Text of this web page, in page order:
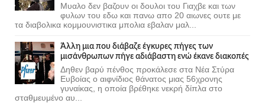
Μυαλο δεν βαζουν οι δουλοι του Γιαχβε και των
φυλων του εδω και πανω απο 20 αιωνες ουτε με
τα διαβολικα κομμουνιστικα μπολια εβαλαν μαλ...
Άλλη μια που διάβαζε έγκυρες πήγες των
μισάνθρωπων πήγε αδιάβαστη ενώ έκανε διακοπές
Δηθεν βαρύ πένθος προκάλεσε στα Νέα Στύρα
Ευβοίας ο αιφνίδιος θάνατος μιας 56χρονης
γυναίκας, η οποία βρέθηκε νεκρή δίπλα στο
σταθμευμένο αυ...